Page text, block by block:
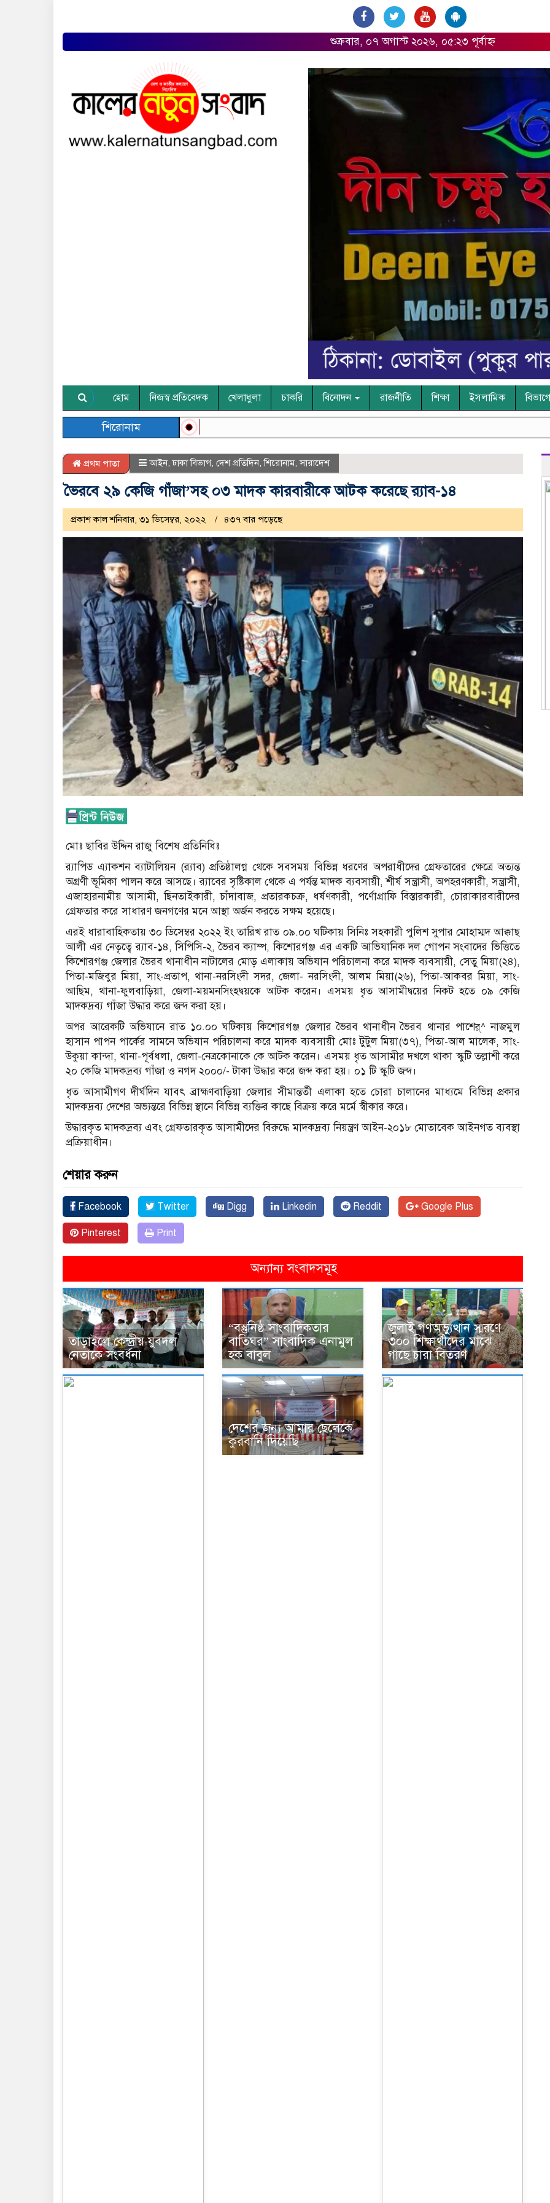
শুক্রবার, ০৭ অগাস্ট ২০২৬, ০৫:২৩ পূর্বাহ্ন
হোম নিজস্ব প্রতিবেদক খেলাধুলা চাকরি বিনোদন রাজনীতি শিক্ষা ইসলামিক
শিরোনাম
প্রথম পাতা আইন,ঢাকা বিভাগ, দেশ প্রতিদিন,শিরোনাম,সারাদেশ
ভৈরবে ২৯ কেজি গাঁজা’সহ ০৩ মাদক কারবারীকে আটক করেছে র‌্যাব-১৪
প্রকাশ কাল শনিবার, ৩১ ডিসেম্বর, ২০২২ ৪৩৭ বার পড়েছে
মোঃ ছাবির উদ্দিন রাজু বিশেষ প্রতিনিধিঃ
র‌্যাপিড এ্যাকশন ব্যাটালিয়ন (র‌্যাব) প্রতিষ্ঠালগ্ন থেকে সবসময় বিভিন্ন ধরণের অপরাধীদের গ্রেফতারের ক্ষেত্রে অত্যন্ত
অগ্রণী ভূমিকা পালন করে আসছে। র‌্যাবের সৃষ্টিকাল থেকে এ পর্যন্ত মাদক ব্যবসায়ী, শীর্ষ সন্ত্রাসী, অপহরণকারী, সন্ত্রাসী,
এজাহারনামীয় আসামী, ছিনতাইকারী, চাঁদাবাজ, প্রতারকচক্র, ধর্ষণকারী, পর্ণোগ্রাফি বিস্তারকারী, চোরাকারবারীদের
গ্রেফতার করে সাধারণ জনগণের মনে আস্থা অর্জন করতে সক্ষম হয়েছে।
এরই ধারাবাহিকতায় ৩০ ডিসেম্বর ২০২২ ইং তারিখ রাত ০৯.০০ ঘটিকায় সিনিঃ সহকারী পুলিশ সুপার মোহাম্মদ আক্কাছ
আলী এর নেতৃত্বে র‌্যাব-১৪, সিপিসি-২, ভৈরব ক্যাম্প, কিশোরগঞ্জ এর একটি আভিযানিক দল গোপন সংবাদের ভিত্তিতে
কিশোরগঞ্জ জেলার ভৈরব থানাধীন নাটালের মোড় এলাকায় অভিযান পরিচালনা করে মাদক ব্যবসায়ী, সেতু মিয়া(২৪),
পিতা-মজিবুর মিয়া, সাং-প্রতাপ, থানা-নরসিংদী সদর, জেলা- নরসিংদী, আলম মিয়া(২৬), পিতা-আকবর মিয়া, সাং-
আছিম, থানা-ফুলবাড়িয়া, জেলা-ময়মনসিংহদ্বয়কে আটক করেন। এসময় ধৃত আসামীদ্বয়ের নিকট হতে ০৯ কেজি
মাদকদ্রব্য গাঁজা উদ্ধার করে জব্দ করা হয়।
অপর আরেকটি অভিযানে রাত ১০.০০ ঘটিকায় কিশোরগঞ্জ জেলার ভৈরব থানাধীন ভৈরব থানার পাশের্^ নাজমুল
হাসান পাপন পার্কের সামনে অভিযান পরিচালনা করে মাদক ব্যবসায়ী মোঃ টুটুল মিয়া(৩৭), পিতা-আল মালেক, সাং-
উকুয়া কান্দা, থানা-পূর্বধলা, জেলা-নেত্রকোনাকে কে আটক করেন। এসময় ধৃত আসামীর দখলে থাকা স্কুটি তল্লাশী করে
২০ কেজি মাদকদ্রব্য গাঁজা ও নগদ ২০০০/- টাকা উদ্ধার করে জব্দ করা হয়। ০১ টি স্কুটি জব্দ।
ধৃত আসামীগণ দীর্ঘদিন যাবৎ ব্রাহ্মণবাড়িয়া জেলার সীমান্তর্তী এলাকা হতে চোরা চালানের মাধ্যমে বিভিন্ন প্রকার
মাদকদ্রব্য দেশের অভ্যন্তরে বিভিন্ন স্থানে বিভিন্ন ব্যক্তির কাছে বিক্রয় করে মর্মে স্বীকার করে।
উদ্ধারকৃত মাদকদ্রব্য এবং গ্রেফতারকৃত আসামীদের বিরুদ্ধে মাদকদ্রব্য নিয়ন্ত্রণ আইন-২০১৮ মোতাবেক আইনগত ব্যবস্থা
প্রক্রিয়াধীন।
শেয়ার করুন
Facebook Twitter Digg Linkedin Reddit Google Plus
Pinterest Print
অন্যান্য সংবাদসমূহ
তাড়াইলে কেন্দ্রীয় যুবদল
নেতাকে সংবর্ধনা
“বস্তুনিষ্ঠ সাংবাদিকতার
বাতিঘর” সাংবাদিক এনামুল
হক বাবুল
জুলাই গণঅভ্যুত্থান স্মরণে
৩০০ শিক্ষার্থীদের মাঝে
গাছে চারা বিতরণ
দেশের জন্য আমার ছেলেকে
কুরবানি দিয়েছি